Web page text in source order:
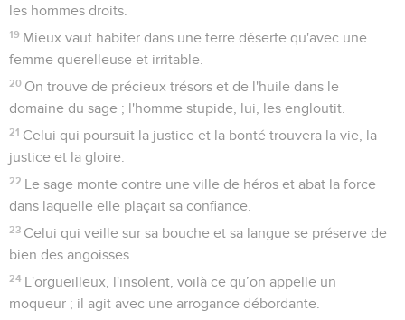
les hommes droits.
19 Mieux vaut habiter dans une terre déserte qu'avec une
femme querelleuse et irritable.
20 On trouve de précieux trésors et de l'huile dans le
domaine du sage ; l'homme stupide, lui, les engloutit.
21 Celui qui poursuit la justice et la bonté trouvera la vie, la
justice et la gloire.
22 Le sage monte contre une ville de héros et abat la force
dans laquelle elle plaçait sa confiance.
23 Celui qui veille sur sa bouche et sa langue se préserve de
bien des angoisses.
24 L'orgueilleux, l'insolent, voilà ce qu’on appelle un
moqueur ; il agit avec une arrogance débordante.